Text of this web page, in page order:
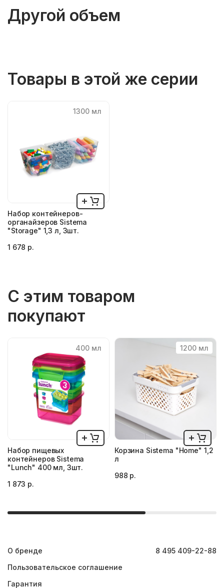
Другой объем
Товары в этой же серии
1300 мл
Набор контейнеров-
органайзеров Sistema
"Storage" 1,3 л, 3шт.
1 678 р.
С этим товаром
покупают
400 мл
Набор пищевых
контейнеров Sistema
"Lunch" 400 мл, 3шт.
1 873 р.
1200 мл
Корзина Sistema "Home" 1,2
л
988 р.
О бренде
Пользовательское соглашение
Гарантия
8 495 409-22-88